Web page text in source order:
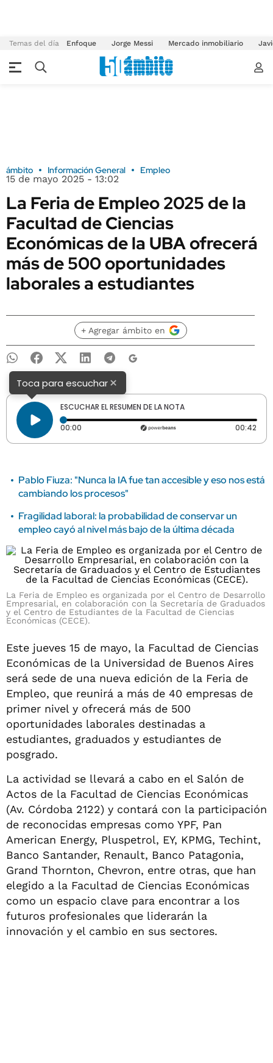
Temas del día Enfoque Jorge Messi Mercado inmobiliario
ámbito Información General Empleo
15 de mayo 2025 - 13:02
La Feria de Empleo 2025 de la
Facultad de Ciencias
Económicas de la UBA ofrecerá
más de 500 oportunidades
laborales a estudiantes
+ Agregar ámbito en
Toca para escuchar×
ESCUCHAR EL RESUMEN DE LA NOTA
00:00 Tiempo transcurrido: 0 segundos 00:42
Pablo Fiuza: "Nunca la IA fue tan accesible y eso nos está
cambiando los procesos"
Fragilidad laboral: la probabilidad de conservar un
empleo cayó al nivel más bajo de la última década
La Feria de Empleo es organizada por el Centro de Desarrollo
Empresarial, en colaboración con la Secretaría de Graduados
y el Centro de Estudiantes de la Facultad de Ciencias
Económicas (CECE).
Este jueves 15 de mayo, la Facultad de Ciencias
Económicas de la Universidad de Buenos Aires
será sede de una nueva edición de la Feria de
Empleo, que reunirá a más de 40 empresas de
primer nivel y ofrecerá más de 500
oportunidades laborales destinadas a
estudiantes, graduados y estudiantes de
posgrado.
La actividad se llevará a cabo en el Salón de
Actos de la Facultad de Ciencias Económicas
(Av. Córdoba 2122) y contará con la participación
de reconocidas empresas como YPF, Pan
American Energy, Pluspetrol, EY, KPMG, Techint,
Banco Santander, Renault, Banco Patagonia,
Grand Thornton, Chevron, entre otras, que han
elegido a la Facultad de Ciencias Económicas
como un espacio clave para encontrar a los
futuros profesionales que liderarán la
innovación y el cambio en sus sectores.